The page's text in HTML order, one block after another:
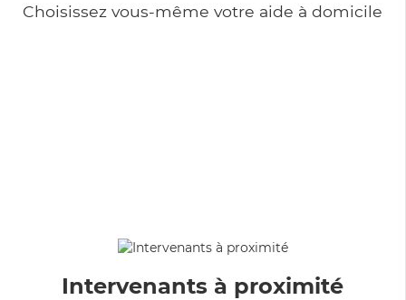
Choisissez vous-même votre aide à domicile
Intervenants à proximité